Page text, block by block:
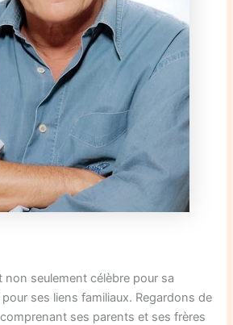
non seulement célèbre pour sa
ses liens familiaux. Regardons de
ses parents et ses frères